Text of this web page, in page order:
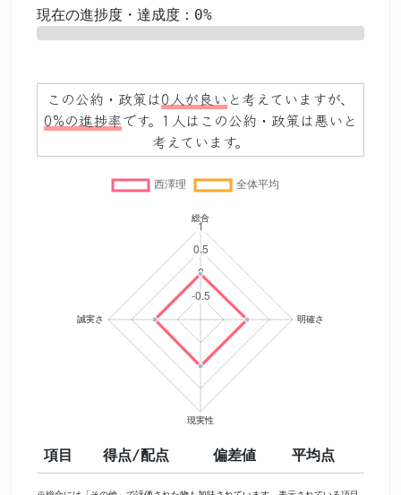
現在の進捗度・達成度：0%
この公約・政策は0人が良い と考えていますが、
0%の進捗率です。1人はこの公約・政策は悪いと
考えています。
項目 得点/配点 偏差値 平均点